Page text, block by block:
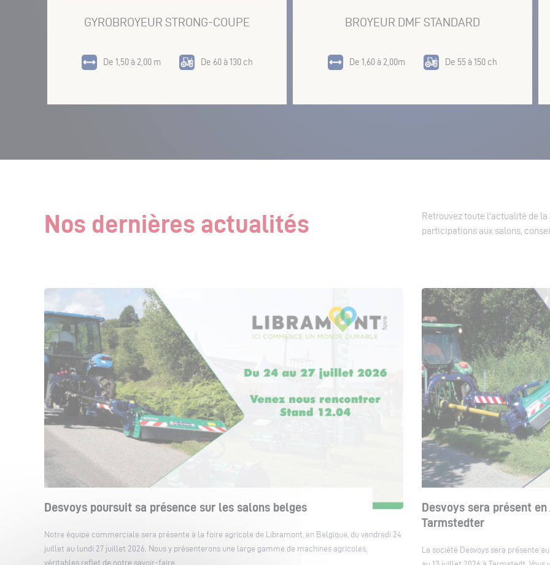
GYROBROYEUR STRONG-COUPE
De 1,50 à 2,00 m De 60 à 130 ch
BROYEUR DMF STANDARD
De 1,60 à 2,00m De 55 à 150 ch
Nos dernières actualités
Retrouvez toute l'actualité de
participations aux salons,
Desvoys poursuit sa présence sur les salons belges
Notre équipe commerciale sera présente à la foire agricole de Libramont, en Belgique, du vendredi 24
juillet au lundi 27 juillet 2026. Nous y présenterons une large gamme de machines agricoles,
véritables reflet de notre savoir-faire.
Desvoys sera présent
Tarmstedter
La société Desvoys sera présente